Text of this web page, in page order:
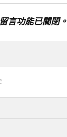
留言功能已關閉。